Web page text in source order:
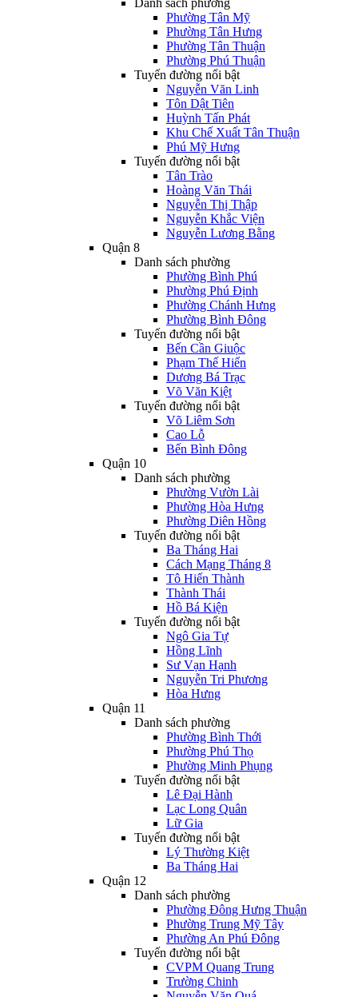
Danh sách phường
Phường Tân Mỹ
Phường Tân Hưng
Phường Tân Thuận
Phường Phú Thuận
Tuyến đường nổi bật
Nguyễn Văn Linh
Tôn Dật Tiên
Huỳnh Tấn Phát
Khu Chế Xuất Tân Thuận
Phú Mỹ Hưng
Tuyến đường nổi bật
Tân Trào
Hoàng Văn Thái
Nguyễn Thị Thập
Nguyễn Khắc Viện
Nguyễn Lương Bằng
Quận 8
Danh sách phường
Phường Bình Phú
Phường Phú Định
Phường Chánh Hưng
Phường Bình Đông
Tuyến đường nổi bật
Bến Cần Giuộc
Phạm Thế Hiển
Dương Bá Trạc
Võ Văn Kiệt
Tuyến đường nổi bật
Võ Liêm Sơn
Cao Lỗ
Bến Bình Đông
Quận 10
Danh sách phường
Phường Vườn Lài
Phường Hòa Hưng
Phường Diên Hồng
Tuyến đường nổi bật
Ba Tháng Hai
Cách Mạng Tháng 8
Tô Hiến Thành
Thành Thái
Hồ Bá Kiện
Tuyến đường nổi bật
Ngô Gia Tự
Hồng Lĩnh
Sư Vạn Hạnh
Nguyễn Tri Phương
Hòa Hưng
Quận 11
Danh sách phường
Phường Bình Thới
Phường Phú Thọ
Phường Minh Phụng
Tuyến đường nổi bật
Lê Đại Hành
Lạc Long Quân
Lữ Gia
Tuyến đường nổi bật
Lý Thường Kiệt
Ba Tháng Hai
Quận 12
Danh sách phường
Phường Đông Hưng Thuận
Phường Trung Mỹ Tây
Phường An Phú Đông
Tuyến đường nổi bật
CVPM Quang Trung
Trường Chinh